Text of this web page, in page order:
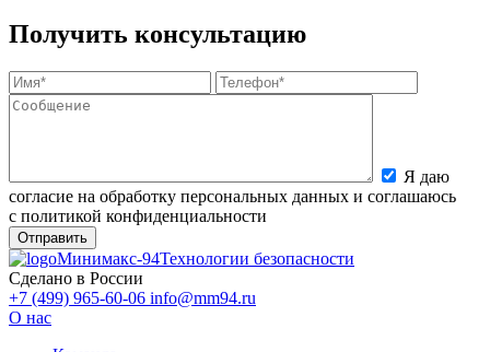
Получить консультацию
Я даю
согласие на обработку персональных данных и соглашаюсь
с политикой конфиденциальности
Минимакс-94Технологии безопасности
Сделано в России
+7 (499) 965-60-06 info@mm94.ru
О нас